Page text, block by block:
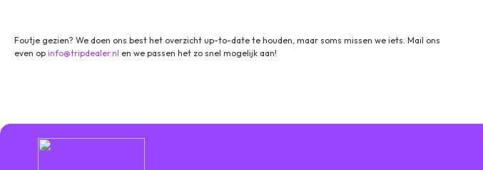
Foutje gezien? We doen ons best het overzicht up-to-date te houden, maar soms missen we iets. Mail ons
even op info@tripdealer.nl en we passen het zo snel mogelijk aan!